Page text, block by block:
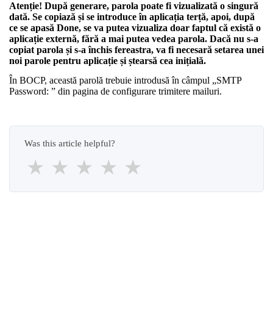
Atenție! După generare, parola poate fi vizualizată o singură
dată. Se copiază și se introduce în aplicația terță, apoi, după
ce se apasă Done, se va putea vizualiza doar faptul că există o
aplicație externă, fără a mai putea vedea parola. Dacă nu s-a
copiat parola și s-a închis fereastra, va fi necesară setarea unei
noi parole pentru aplicație și ștearsă cea inițială.
În BOCP, această parolă trebuie introdusă în câmpul „SMTP
Password: ” din pagina de configurare trimitere mailuri.
Was this article helpful?
★ ★ ★ ★ ★